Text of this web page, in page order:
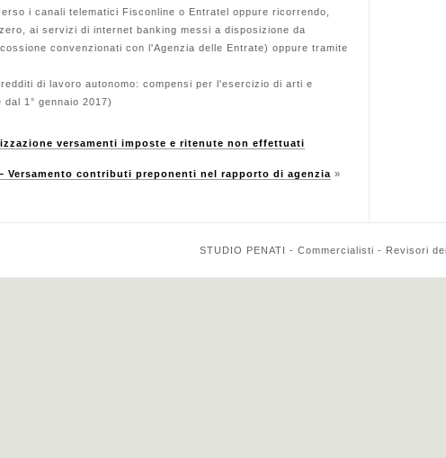
i canali telematici Fisconline o Entratel oppure ricorrendo,
ai servizi di internet banking messi a disposizione da
convenzionati con l'Agenzia delle Entrate) oppure tramite
di lavoro autonomo: compensi per l'esercizio di arti e
1° gennaio 2017)
versamenti imposte e ritenute non effettuati
– Versamento contributi preponenti nel rapporto di agenzia »
STUDIO PENATI - Commercialisti - Revisori